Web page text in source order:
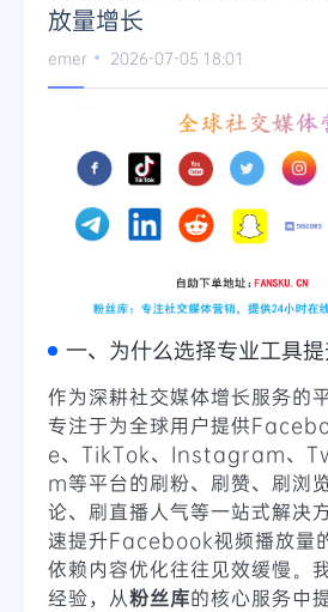
放量增长
emer 2026-07-05 18:01
一、为什么选择专业工具
作为深耕社交媒体增长服务的平
专注于为全球用户提供
e、TikTok、Instagram、
m等平台的刷粉、刷赞、刷浏
论、刷直播人气等一站式解决
速提升Facebook视频播放量
依赖内容优化往往见效缓慢。
经验，从粉丝库的核心服务中